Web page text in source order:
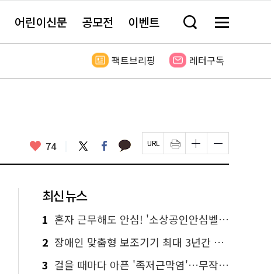
어린이신문 공모전 이벤트 검
창
기
메
전
보
팩트브리핑 레터구독
좋
요
74 트
위
터
페
이
스
카
카 페
이
지
인
쇄
하
글
자
크
하
기
글
자
크
하
기
최신 뉴스
1 혼자 근무해도 안심! '소상공인안심벨' 신청하세요
2 장애인 맞춤형 보조기기 최대 3년간 무상 대여…삶의 질 높인다
3 걸을 때마다 아픈 '족저근막염'…무작정 참지 말고 '이것' 해보세요!